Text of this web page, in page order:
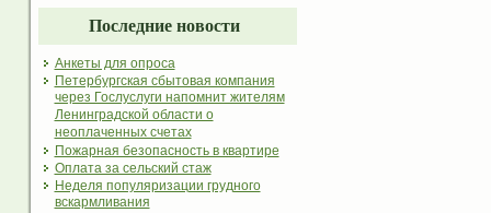
Последние новости
Анкеты для опроса
Петербургская сбытовая компания
через Гослуслуги напомнит жителям
Ленинградской области о
неоплаченных счетах
Пожарная безопасность в квартире
Оплата за сельский стаж
Неделя популяризации грудного
вскармливания